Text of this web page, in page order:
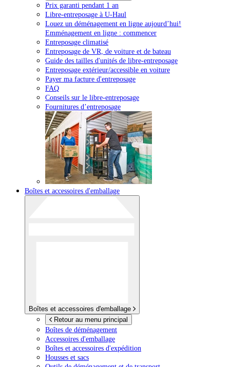
Prix garanti pendant 1 an
Libre-entreposage à U-Haul
Louez un déménagement en ligne aujourd’hui!
Emménagement en ligne : commencer
Entreposage climatisé
Entreposage de VR, de voiture et de bateau
Guide des tailles d'unités de libre-entreposage
Entreposage extérieur/accessible en voiture
Payer ma facture d'entreposage
FAQ
Conseils sur le libre-entreposage
Fournitures d’entreposage
Boîtes et accessoires d'emballage
Boîtes et accessoires d'emballage
Retour au menu principal
Boîtes de déménagement
Accessoires d'emballage
Boîtes et accessoires d'expédition
Housses et sacs